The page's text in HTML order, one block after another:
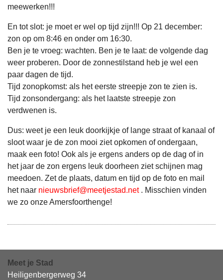
meewerken!!!
En tot slot: je moet er wel op tijd zijn!!! Op 21 december:
zon op om 8:46 en onder om 16:30.
Ben je te vroeg: wachten. Ben je te laat: de volgende dag
weer proberen. Door de zonnestilstand heb je wel een
paar dagen de tijd.
Tijd zonopkomst: als het eerste streepje zon te zien is.
Tijd zonsondergang: als het laatste streepje zon
verdwenen is.
Dus: weet je een leuk doorkijkje of lange straat of kanaal of
sloot waar je de zon mooi ziet opkomen of ondergaan,
maak een foto! Ook als je ergens anders op de dag of in
het jaar de zon ergens leuk doorheen ziet schijnen mag
meedoen. Zet de plaats, datum en tijd op de foto en mail
het naar nieuwsbrief@meetjestad.net. Misschien vinden
we zo onze Amersfoorthenge!
Meet je Stad
Heiligenbergerweg 34